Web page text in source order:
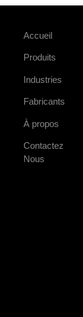
Accueil
Produits
Industries
Fabricants
À propos
Contactez
Nous